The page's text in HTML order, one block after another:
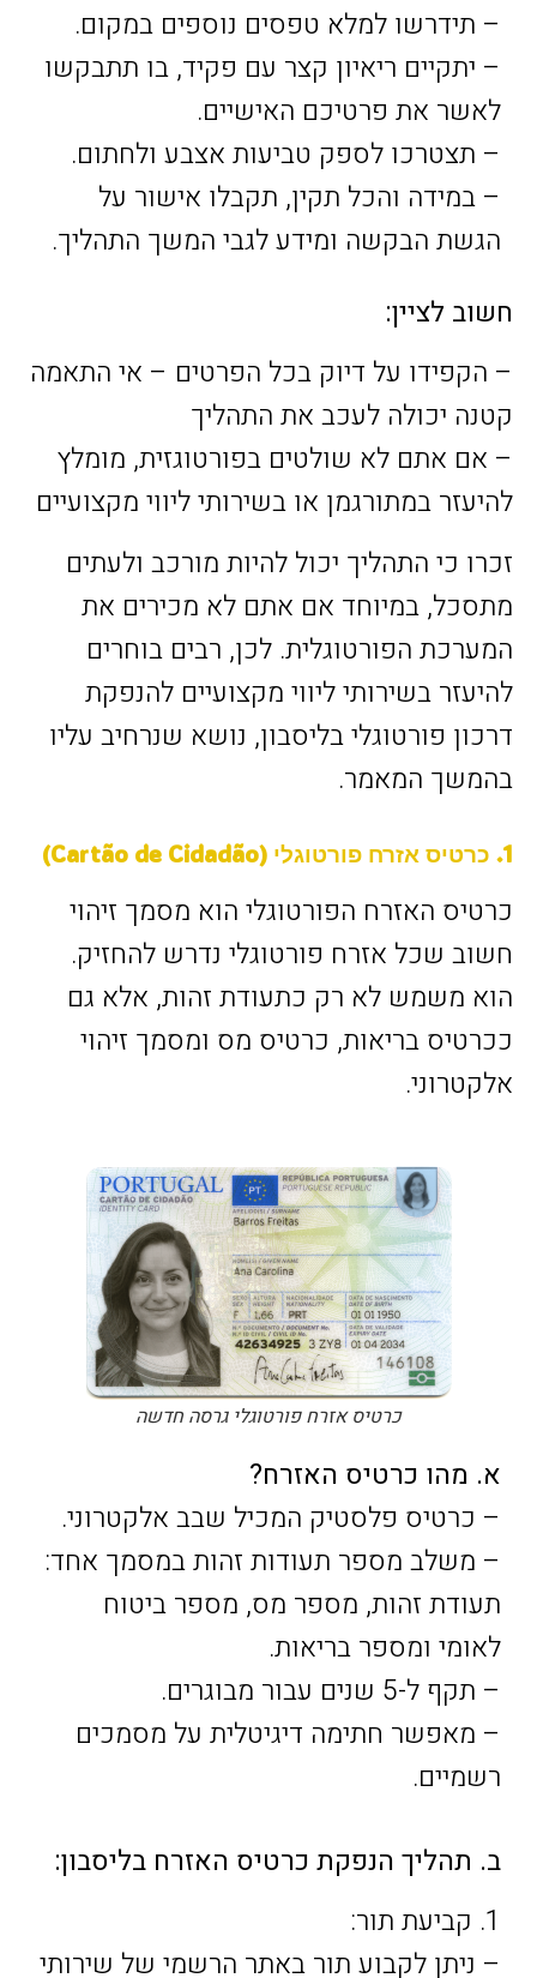
– תידרשו למלא טפסים נוספים במקום.
– יתקיים ריאיון קצר עם פקיד, בו תתבקשו
לאשר את פרטיכם האישיים.
– תצטרכו לספק טביעות אצבע ולחתום.
– במידה והכל תקין, תקבלו אישור על
הגשת הבקשה ומידע לגבי המשך התהליך.
חשוב לציין:
– הקפידו על דיוק בכל הפרטים – אי התאמה
קטנה יכולה לעכב את התהליך
– אם אתם לא שולטים בפורטוגזית, מומלץ
להיעזר במתורגמן או בשירותי ליווי מקצועיים
זכרו כי התהליך יכול להיות מורכב ולעתים
מתסכל, במיוחד אם אתם לא מכירים את
המערכת הפורטוגלית. לכן, רבים בוחרים
להיעזר בשירותי ליווי מקצועיים להנפקת
דרכון פורטוגלי בליסבון, נושא שנרחיב עליו
בהמשך המאמר.
1. כרטיס אזרח פורטוגלי (Cartão de Cidadão)
כרטיס האזרח הפורטוגלי הוא מסמך זיהוי
חשוב שכל אזרח פורטוגלי נדרש להחזיק.
הוא משמש לא רק כתעודת זהות, אלא גם
ככרטיס בריאות, כרטיס מס ומסמך זיהוי
אלקטרוני.
כרטיס אזרח פורטוגלי גרסה חדשה
א. מהו כרטיס האזרח?
– כרטיס פלסטיק המכיל שבב אלקטרוני.
– משלב מספר תעודות זהות במסמך אחד:
תעודת זהות, מספר מס, מספר ביטוח
לאומי ומספר בריאות.
– תקף ל-5 שנים עבור מבוגרים.
– מאפשר חתימה דיגיטלית על מסמכים
רשמיים.
ב. תהליך הנפקת כרטיס האזרח בליסבון:
1. קביעת תור:
– ניתן לקבוע תור באתר הרשמי של שירותי